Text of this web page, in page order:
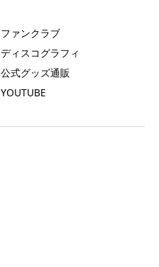
ファンクラブ
ディスコグラフィ
公式グッズ通販
YOUTUBE